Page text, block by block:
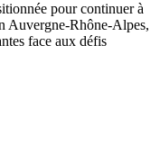
pour continuer à
Auvergne-Rhône-Alpes,
face aux défis